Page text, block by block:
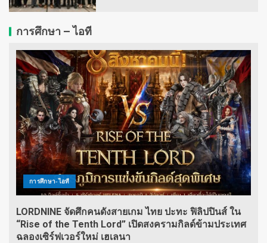
การศึกษา – ไอที
การศึกษา-ไอที
LORDNINE จัดศึกคนดังสายเกม ไทย ปะทะ ฟิลิปปินส์ ใน
“Rise of the Tenth Lord” เปิดสงครามกิลด์ข้ามประเทศ
ฉลองเซิร์ฟเวอร์ใหม่ เฮเลนา